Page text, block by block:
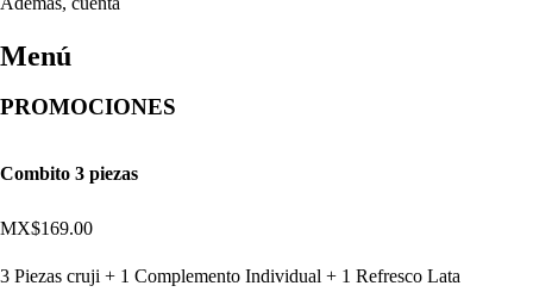
Menú
PROMOCIONES
Combito 3 piezas
MX$169.00
3 Piezas cruji + 1 Complemento Individual + 1 Refresco Lata